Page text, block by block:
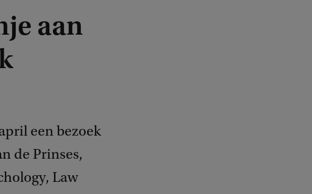
aan
een bezoek
de Prinses,
Law